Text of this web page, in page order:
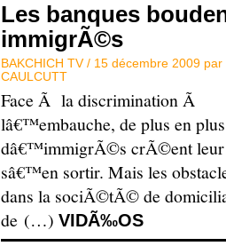
Les banques
immigrÃ©s
BAKCHICH TV / 15 décembre 2009 par
CAULCUTT
Face Ã la discrimination Ã
lâ€™embauche, de plus en plus
dâ€™immigrÃ©s crÃ©ent
sâ€™en sortir. Mais les
dans la sociÃ©tÃ© de
de (…) VIDÃ‰OS